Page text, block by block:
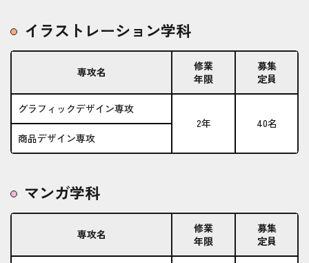
イラストレーション学科
専攻名
修業
年限
募集
定員
グラフィックデザイン専攻
2年
40名
商品デザイン専攻
マンガ学科
専攻名
修業
年限
募集
定員